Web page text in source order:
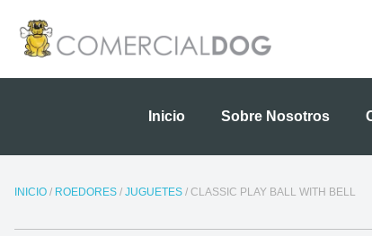
contenido
Inicio Sobre Nosotros
INICIO / ROEDORES / JUGUETES / CLASSIC PLAY BALL WITH BELL